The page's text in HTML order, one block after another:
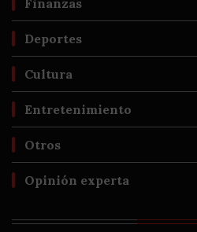
Finanzas
Deportes
Cultura
Entretenimiento
Otros
Opinión experta